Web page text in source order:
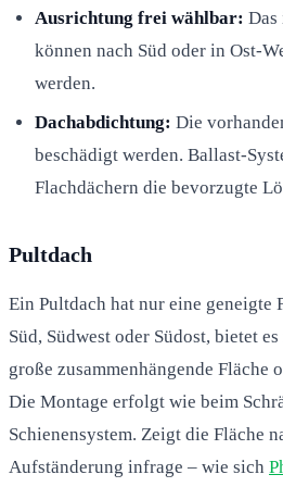
Ausrichtung frei wählbar:
können nach Süd oder in Ost-
werden.
Dachabdichtung: Die
beschädigt werden. Ballast-
Flachdächern die bevorzugte
Pultdach
Ein Pultdach hat nur eine geneigte
Süd, Südwest oder Südost, bietet
große zusammenhängende Fläche
Die Montage erfolgt wie beim
Schienensystem. Zeigt die Fläche
Aufständerung infrage – wie sich